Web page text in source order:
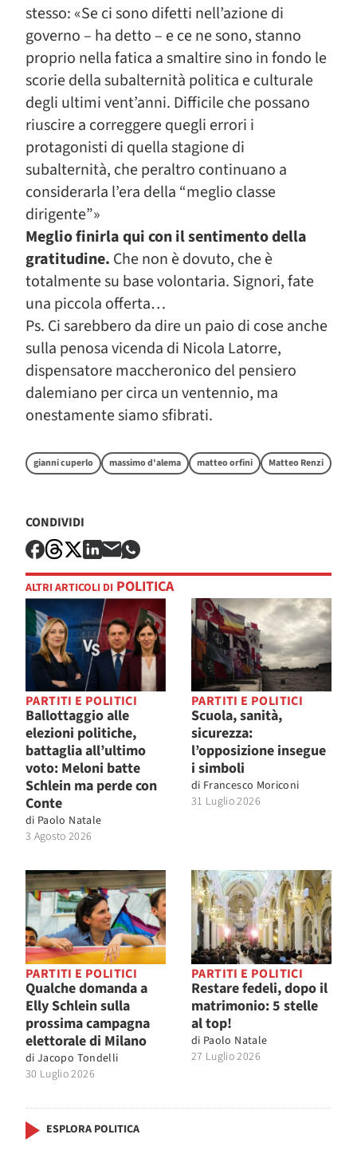
stesso: «Se ci sono difetti nell’azione di
governo – ha detto – e ce ne sono, stanno
proprio nella fatica a smaltire sino in fondo le
scorie della subalternità politica e culturale
degli ultimi vent’anni. Difficile che possano
riuscire a correggere quegli errori i
protagonisti di quella stagione di
subalternità, che peraltro continuano a
considerarla l’era della “meglio classe
dirigente”»
Meglio finirla qui con il sentimento della
gratitudine. Che non è dovuto, che è
totalmente su base volontaria. Signori, fate
una piccola offerta…
Ps. Ci sarebbero da dire un paio di cose anche
sulla penosa vicenda di Nicola Latorre,
dispensatore maccheronico del pensiero
dalemiano per circa un ventennio, ma
onestamente siamo sfibrati.
gianni cuperlo massimo d'alema matteo orfini Matteo Renzi
CONDIVIDI
ALTRI ARTICOLI DI POLITICA
PARTITI E POLITICI
Ballottaggio alle
elezioni politiche,
battaglia all’ultimo
voto: Meloni batte
Schlein ma perde con
Conte
di Paolo Natale
3 Agosto 2026
PARTITI E POLITICI
Scuola, sanità,
sicurezza:
l’opposizione insegue
i simboli
di Francesco Moriconi
31 Luglio 2026
PARTITI E POLITICI
Qualche domanda a
Elly Schlein sulla
prossima campagna
elettorale di Milano
di Jacopo Tondelli
30 Luglio 2026
PARTITI E POLITICI
Restare fedeli, dopo il
matrimonio: 5 stelle
al top!
di Paolo Natale
27 Luglio 2026
ESPLORA POLITICA